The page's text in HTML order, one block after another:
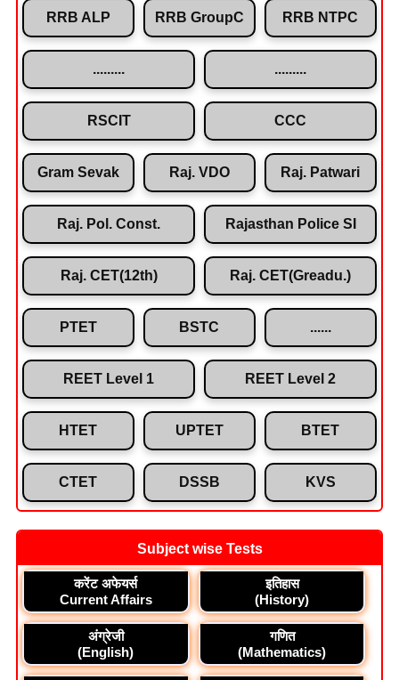
RRB ALP RRB GroupC RRB NTPC
RSCIT CCC
Gram Sevak Raj. VDO Raj. Patwari
Raj. Pol. Const. Rajasthan Police SI
Raj. CET(12th) Raj. CET(Greadu.)
PTET BSTC
REET Level 1 REET Level 2
HTET UPTET BTET
CTET DSSB KVS
Subject wise Tests
करेंट अफेयर्स
Current Affairs
इतिहास
(History)
अंग्रेजी
(English)
गणित
(Mathematics)